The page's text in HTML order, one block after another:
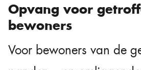
Opvang voor
bewoners
Voor bewoners van de